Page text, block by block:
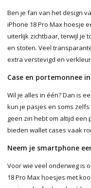
Ben je fan van het design
iPhone 18 Pro Max hoesje
uiterlijk zichtbaar, terwijl je
en stoten. Veel
extra verstevigd en
Case en portemonnee
Wil je alles in één? Dan is
kun je pasjes en soms
geen zin hebt om altijd
bieden wallet cases vaak
Neem je smartphone
Voor wie veel onderweg is
18 Pro Max hoesjes met